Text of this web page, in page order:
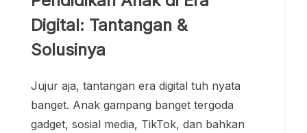
game online. Data Asosiasi Penyelenggara
Jasa Internet Indonesia (APJII) 2023 bilang
78% anak sekolah di Indonesia udah
kan.
Caranya supaya pendidikan anak tetap on